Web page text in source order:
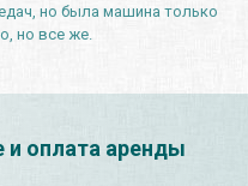
и оплата аренды
но была машина только
но все же.